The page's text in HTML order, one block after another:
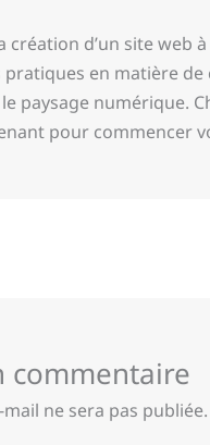
création d’un site web
pratiques en matière
paysage numérique.
pour commencer
commentaire
ne sera pas publiée.